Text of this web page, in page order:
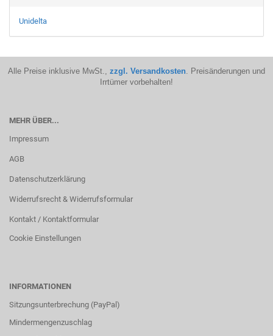
Unidelta
Alle Preise inklusive MwSt., zzgl. Versandkosten. Preisänderungen und
Irrtümer vorbehalten!
MEHR ÜBER...
Impressum
AGB
Datenschutzerklärung
Widerrufsrecht & Widerrufsformular
Kontakt / Kontaktformular
Cookie Einstellungen
INFORMATIONEN
Sitzungsunterbrechung (PayPal)
Mindermengenzuschlag